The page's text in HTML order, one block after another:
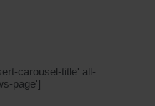
carousel-title' all-
page']